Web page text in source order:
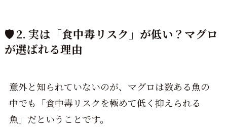
🛡️ 2. 実は「食中毒リスク」が低い？マグロ
が選ばれる理由
意外と知られていないのが、マグロは数ある魚の
中でも「食中毒リスクを極めて低く抑えられる
魚」だということです。